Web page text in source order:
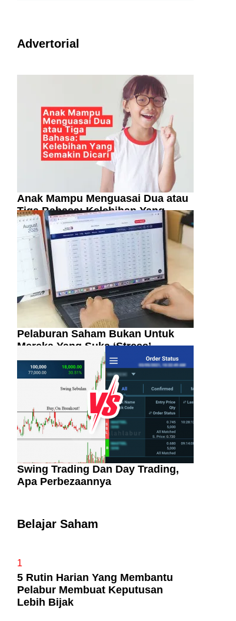
Advertorial
Anak Mampu Menguasai Dua atau
Tiga Bahasa: Kelebihan Yang
Semakin Dicari
Pelaburan Saham Bukan Untuk
Mereka Yang Suka ‘Stress’
Swing Trading Dan Day Trading,
Apa Perbezaannya
Belajar Saham
1
5 Rutin Harian Yang Membantu
Pelabur Membuat Keputusan
Lebih Bijak
Kenali Franchisee Disebalik
Yang Selalu Sifu Saham Sebut
Tu?